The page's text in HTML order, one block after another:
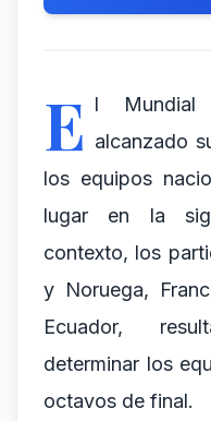
E l
alcanzado
los equipos
lugar en la
contexto, los
y Noruega,
Ecuador,
determinar los
octavos de final.